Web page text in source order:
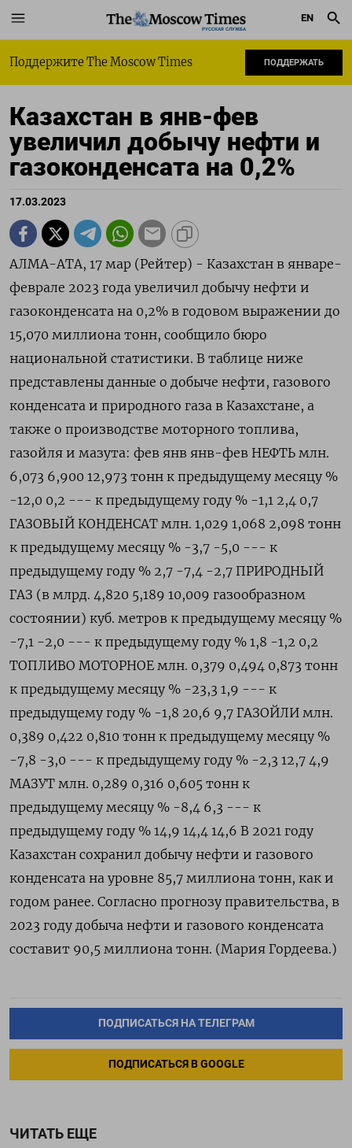
РУССКАЯ СЛУЖБА
EN
Поддержите The Moscow Times ПОДДЕРЖАТЬ
Кaзaхстан в янв-фев
увеличил добычу нефти и
гaзоконденсaтa на 0,2%
17.03.2023
АЛМА-АТА, 17 мар (Рейтер) - Казахстан в январе-
феврале 2023 года увеличил добычу нефти и
гaзоконденсaтa на 0,2% в годовом выражении до
15,070 миллиона тонн, сообщило бюро
национальной статистики. В таблице ниже
представлены данные о добыче нефти, газового
конденсата и природного газа в Казахстане, а
также о производстве моторного топлива,
газойля и мазута: фев янв янв-фев НЕФТЬ млн.
6,073 6,900 12,973 тонн к предыдущему месяцу %
-12,0 0,2 --- к предыдущему году % -1,1 2,4 0,7
ГАЗОВЫЙ КОНДЕНСАТ млн. 1,029 1,068 2,098 тонн
к предыдущему месяцу % -3,7 -5,0 --- к
предыдущему году % 2,7 -7,4 -2,7 ПРИРОДНЫЙ
ГАЗ (в млрд. 4,820 5,189 10,009 газообразном
состоянии) куб. метров к предыдущему месяцу %
-7,1 -2,0 --- к предыдущему году % 1,8 -1,2 0,2
ТОПЛИВО МОТОРНОЕ млн. 0,379 0,494 0,873 тонн
к предыдущему месяцу % -23,3 1,9 --- к
предыдущему году % -1,8 20,6 9,7 ГАЗОЙЛИ млн.
0,389 0,422 0,810 тонн к предыдущему месяцу %
-7,8 -3,0 --- к предыдущему году % -2,3 12,7 4,9
МАЗУТ млн. 0,289 0,316 0,605 тонн к
предыдущему месяцу % -8,4 6,3 --- к
предыдущему году % 14,9 14,4 14,6 В 2021 году
Казахстан сохранил добычу нефти и газового
конденсата на уровне 85,7 миллиона тонн, как и
годом ранее. Согласно прогнозу правительства, в
2023 году добыча нефти и газового конденсата
составит 90,5 миллиона тонн. (Мария Гордеева.)
ПОДПИСАТЬСЯ НА ТЕЛЕГРАМ
ПОДПИСАТЬСЯ В GOOGLE
ЧИТАТЬ ЕЩЕ